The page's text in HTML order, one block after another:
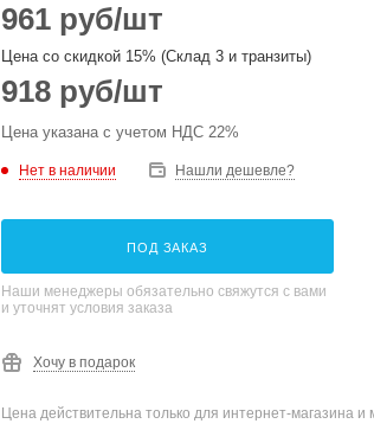
961 руб/шт
Цена со скидкой 15% (Склад 3 и транзиты)
918 руб/шт
Цена указана с учетом НДС 22%
Нет в наличии Нашли дешевле?
ПОД ЗАКАЗ
Наши менеджеры обязательно свяжутся с вами
и уточнят условия заказа
Хочу в подарок
Цена действительна только для интернет-магазина